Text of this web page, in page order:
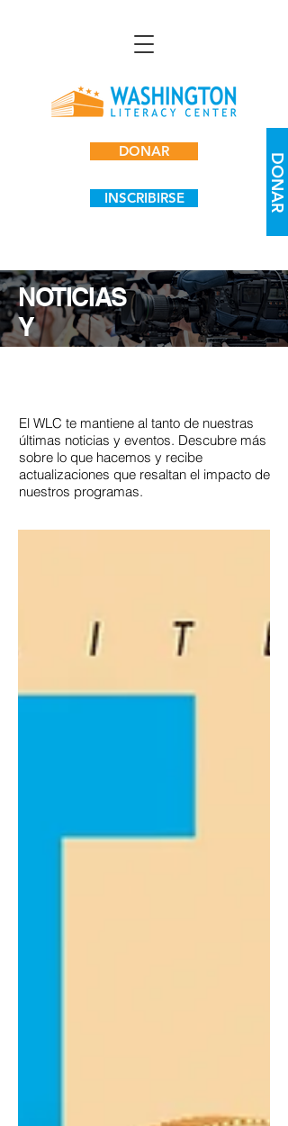
DONAR
INSCRIBIRSE DONAR
NOTICIAS
Y
EVENTOS
El WLC te mantiene al tanto de nuestras
últimas noticias y eventos. Descubre más
sobre lo que hacemos y recibe
actualizaciones que resaltan el impacto de
nuestros programas.